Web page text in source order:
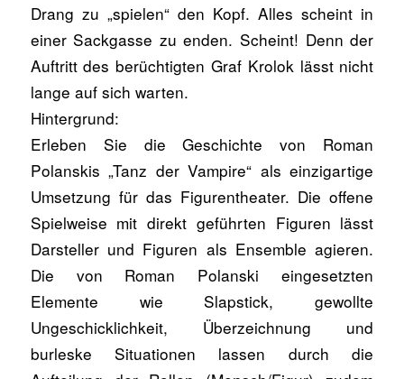
Drang zu „spielen“ den Kopf. Alles scheint in
einer Sackgasse zu enden. Scheint! Denn der
Auftritt des berüchtigten Graf Krolok lässt nicht
lange auf sich warten.
Hintergrund:
Erleben Sie die Geschichte von Roman
Polanskis „Tanz der Vampire“ als einzigartige
Umsetzung für das Figurentheater. Die offene
Spielweise mit direkt geführten Figuren lässt
Darsteller und Figuren als Ensemble agieren.
Die von Roman Polanski eingesetzten
Elemente wie Slapstick, gewollte
Ungeschicklichkeit, Überzeichnung und
burleske Situationen lassen durch die